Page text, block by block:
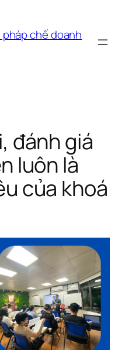
pháp chế doanh
đánh giá
luôn là
của khoá